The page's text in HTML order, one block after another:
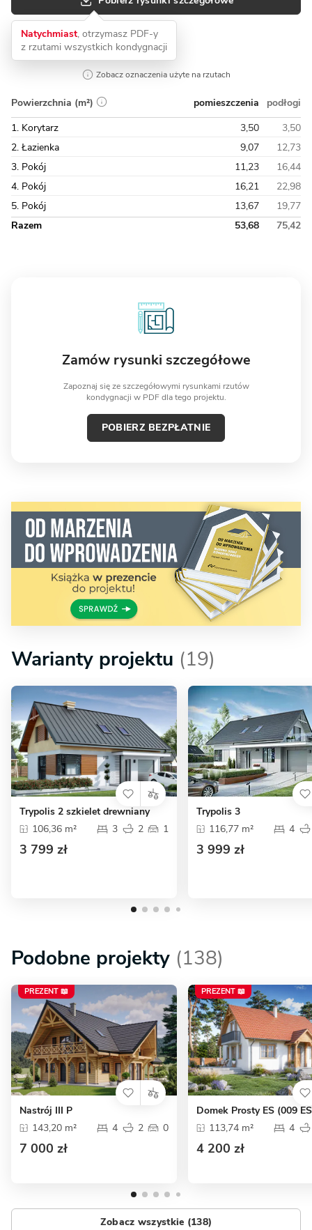
Natychmiast, otrzymasz PDF-y
z rzutami wszystkich kondygnacji
Zobacz oznaczenia użyte na rzutach
Powierzchnia (m²) pomieszczenia
podłogi
1. Korytarz
3,50
3,50
2. Łazienka
9,07
12,73
3. Pokój
11,23
16,44
4. Pokój
16,21
22,98
5. Pokój
13,67
19,77
Razem
53,68 75,42
Zamów rysunki szczegółowe
Zapoznaj się ze szczegółowymi rysunkami rzutów
kondygnacji w PDF dla tego projektu.
POBIERZ BEZPŁATNIE
Warianty projektu (19)
Trypolis 2 szkielet drewniany
106,36 m²
3 2 1
3 799 zł
Trypolis 3
116,77 m²
4
3 999 zł
Podobne projekty (138)
PREZENT 📖
Nastrój III P
143,20 m²
4 2 0
7 000 zł
PREZENT 📖
Domek Prosty ES (009
113,74 m²
4
4 200 zł
Zobacz wszystkie (138)